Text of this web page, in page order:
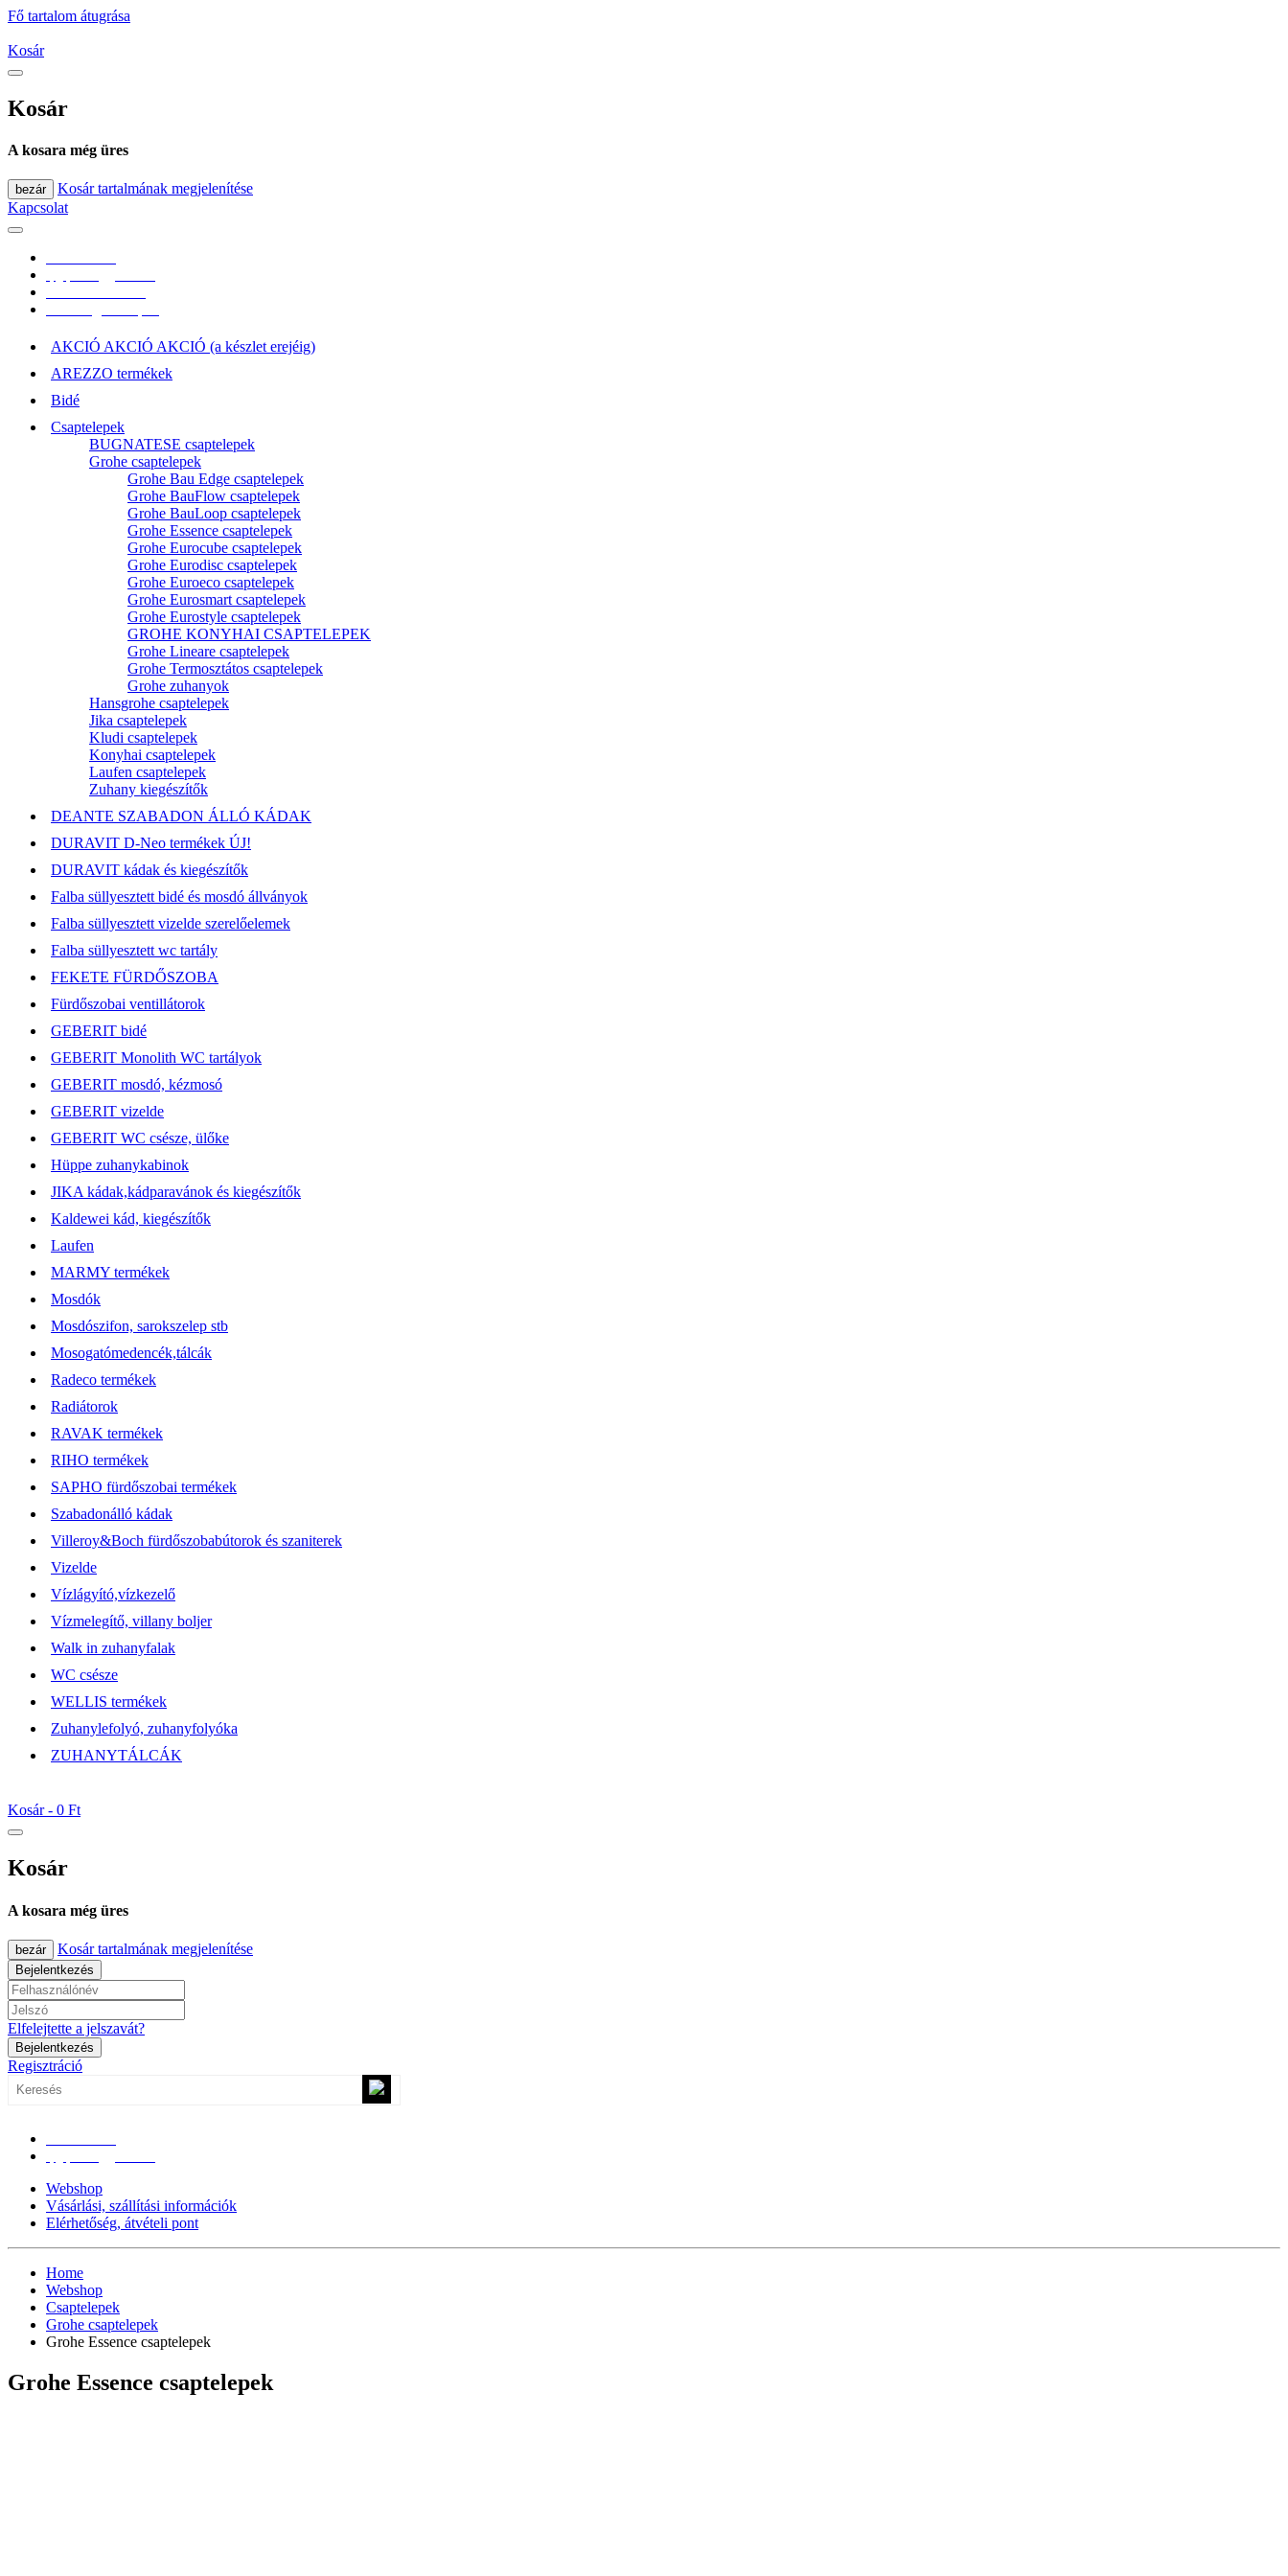
Fő tartalom átugrása
Kosár
Kosár
A kosara még üres
bezár
Kosár tartalmának megjelenítése
Kapcsolat
AKCIÓ AKCIÓ AKCIÓ (a készlet erejéig)
AREZZO termékek
Bidé
Csaptelepek
BUGNATESE csaptelepek
Grohe csaptelepek
Grohe Bau Edge csaptelepek
Grohe BauFlow csaptelepek
Grohe BauLoop csaptelepek
Grohe Essence csaptelepek
Grohe Eurocube csaptelepek
Grohe Eurodisc csaptelepek
Grohe Euroeco csaptelepek
Grohe Eurosmart csaptelepek
Grohe Eurostyle csaptelepek
GROHE KONYHAI CSAPTELEPEK
Grohe Lineare csaptelepek
Grohe Termosztátos csaptelepek
Grohe zuhanyok
Hansgrohe csaptelepek
Jika csaptelepek
Kludi csaptelepek
Konyhai csaptelepek
Laufen csaptelepek
Zuhany kiegészítők
DEANTE SZABADON ÁLLÓ KÁDAK
DURAVIT D-Neo termékek ÚJ!
DURAVIT kádak és kiegészítők
Falba süllyesztett bidé és mosdó állványok
Falba süllyesztett vizelde szerelőelemek
Falba süllyesztett wc tartály
FEKETE FÜRDŐSZOBA
Fürdőszobai ventillátorok
GEBERIT bidé
GEBERIT Monolith WC tartályok
GEBERIT mosdó, kézmosó
GEBERIT vizelde
GEBERIT WC csésze, ülőke
Hüppe zuhanykabinok
JIKA kádak,kádparavánok és kiegészítők
Kaldewei kád, kiegészítők
Laufen
MARMY termékek
Mosdók
Mosdószifon, sarokszelep stb
Mosogatómedencék,tálcák
Radeco termékek
Radiátorok
RAVAK termékek
RIHO termékek
SAPHO fürdőszobai termékek
Szabadonálló kádak
Villeroy&Boch fürdőszobabútorok és szaniterek
Vizelde
Vízlágyító,vízkezelő
Vízmelegítő, villany boljer
Walk in zuhanyfalak
WC csésze
WELLIS termékek
Zuhanylefolyó, zuhanyfolyóka
ZUHANYTÁLCÁK
Kosár - 0 Ft
Kosár
A kosara még üres
bezár Kosár tartalmának megjelenítése
Bejelentkezés
Elfelejtette a jelszavát?
Bejelentkezés
Regisztráció
Webshop
Vásárlási, szállítási információk
Elérhetőség, átvételi pont
Home
Webshop
Csaptelepek
Grohe csaptelepek
Grohe Essence csaptelepek
Grohe Essence csaptelepek